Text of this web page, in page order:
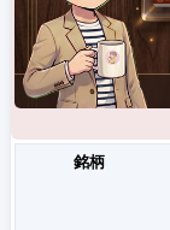
銘柄